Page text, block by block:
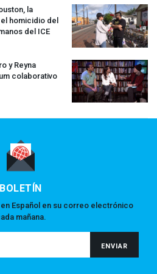
la
homicidio del
del ICE
y Reyna
colaborativo
BOLETÍN
Español en su correo electrónico
mañana.